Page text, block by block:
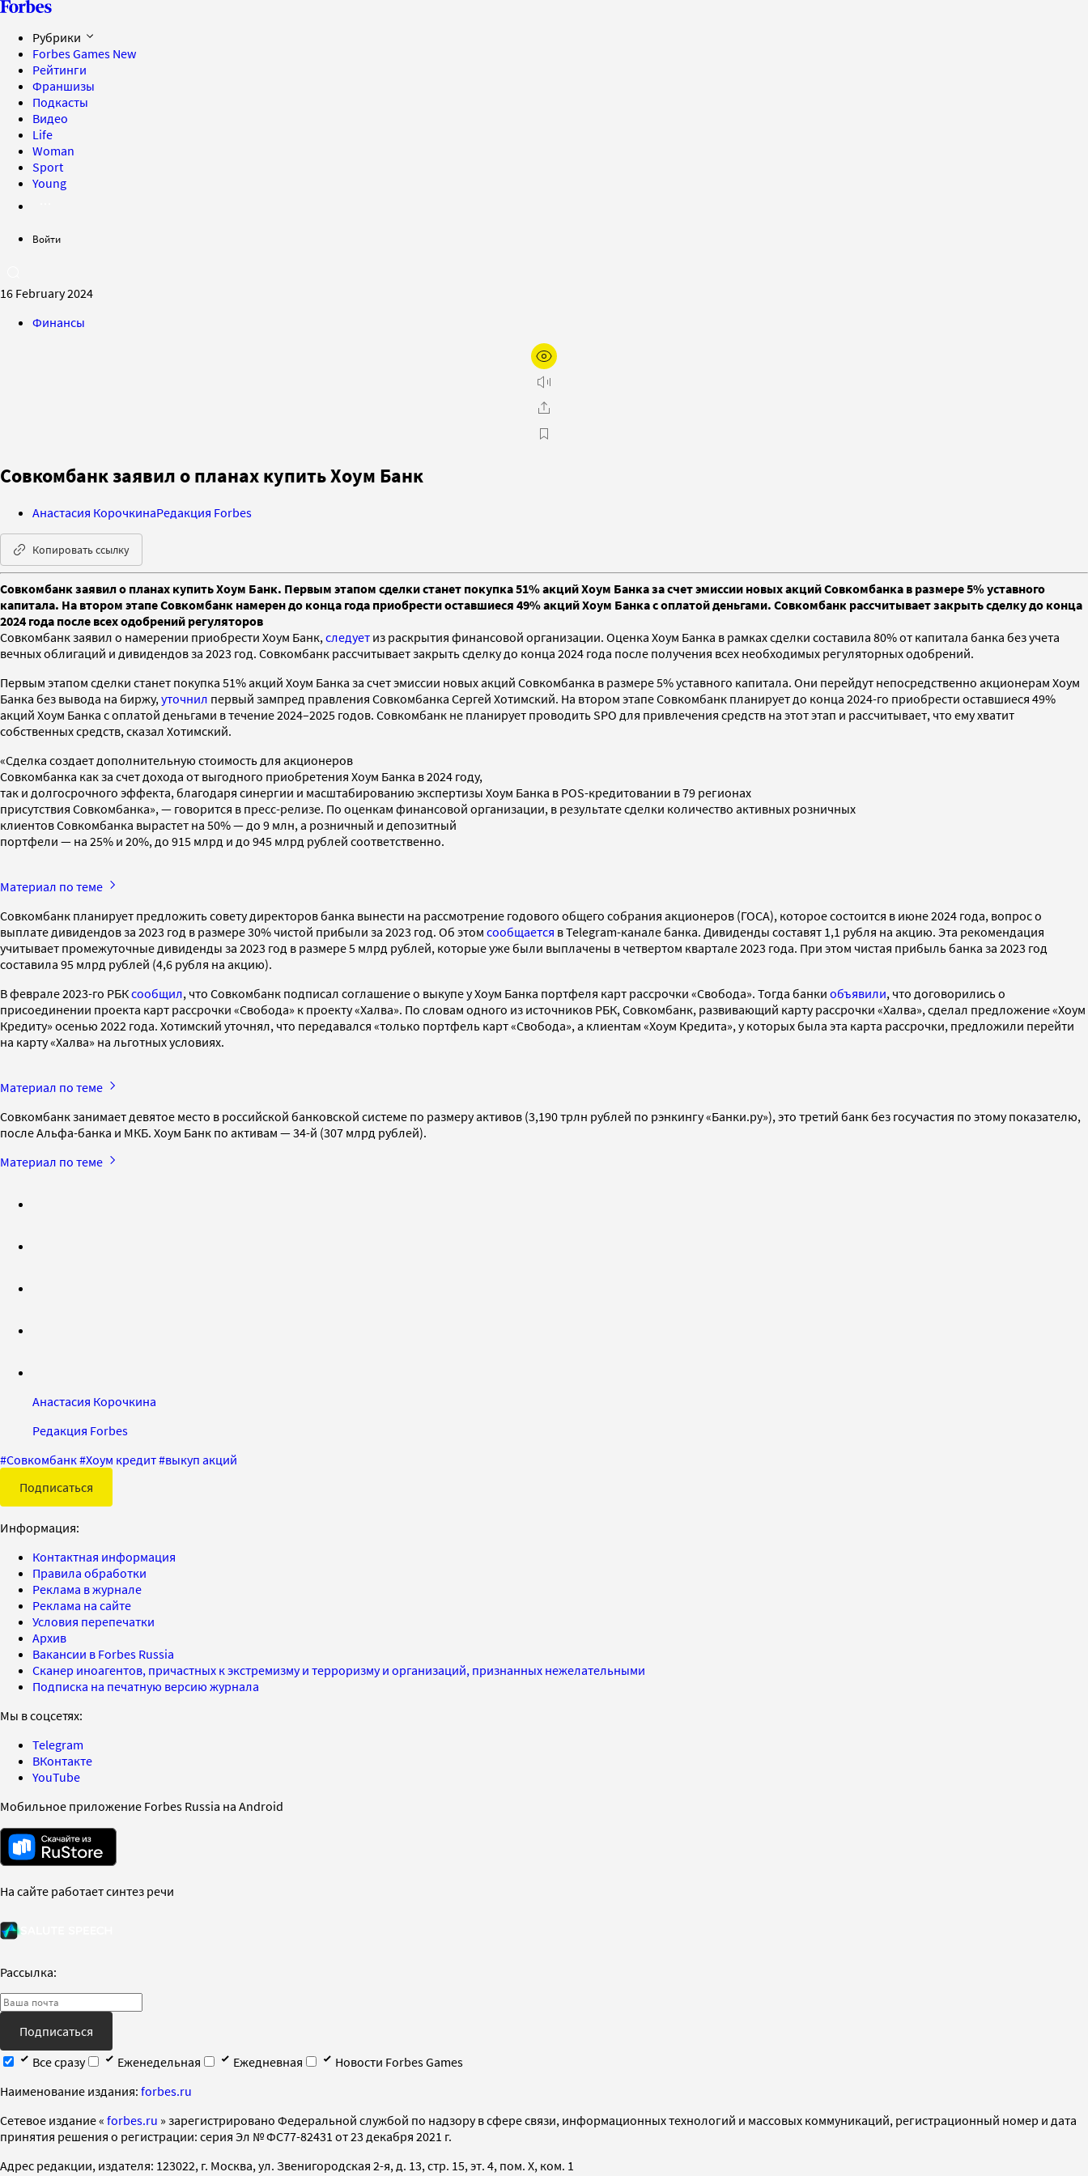
Рубрики
Forbes Games New
Рейтинги
Франшизы
Подкасты
Видео
Life
Woman
Sport
Young
Войти
16 February 2024
Финансы
Совкомбанк заявил о планах купить Хоум Банк
Анастасия КорочкинаРедакция Forbes
Копировать ссылку
Совкомбанк заявил о планах купить Хоум Банк. Первым этапом сделки станет покупка 51% акций Хоум Банка за счет эмиссии новых акций Совкомбанка в размере 5% уставного
капитала. На втором этапе Совкомбанк намерен до конца года приобрести оставшиеся 49% акций Хоум Банка с оплатой деньгами. Совкомбанк рассчитывает закрыть сделку до конца
2024 года после всех одобрений регуляторов
Совкомбанк заявил о намерении приобрести Хоум Банк, следует из раскрытия финансовой организации. Оценка Хоум Банка в рамках сделки составила 80% от капитала банка без учета
вечных облигаций и дивидендов за 2023 год. Совкомбанк рассчитывает закрыть сделку до конца 2024 года после получения всех необходимых регуляторных одобрений.
Первым этапом сделки станет покупка 51% акций Хоум Банка за счет эмиссии новых акций Совкомбанка в размере 5% уставного капитала. Они перейдут непосредственно акционерам Хоум
Банка без вывода на биржу, уточнил первый зампред правления Совкомбанка Сергей Хотимский. На втором этапе Совкомбанк планирует до конца 2024-го приобрести оставшиеся 49%
акций Хоум Банка с оплатой деньгами в течение 2024–2025 годов. Совкомбанк не планирует проводить SPO для привлечения средств на этот этап и рассчитывает, что ему хватит
собственных средств, сказал Хотимский.
«Сделка создает дополнительную стоимость для акционеров
Совкомбанка как за счет дохода от выгодного приобретения Хоум Банка в 2024 году,
так и долгосрочного эффекта, благодаря синергии и масштабированию экспертизы Хоум Банка в POS-кредитовании в 79 регионах
присутствия Совкомбанка», — говорится в пресс-релизе. По оценкам финансовой организации, в результате сделки количество активных розничных
клиентов Совкомбанка вырастет на 50% — до 9 млн, а розничный и депозитный
портфели — на 25% и 20%, до 915 млрд и до 945 млрд рублей соответственно.
Материал по теме
Совкомбанк планирует предложить совету директоров банка вынести на рассмотрение годового общего собрания акционеров (ГОСА), которое состоится в июне 2024 года, вопрос о
выплате дивидендов за 2023 год в размере 30% чистой прибыли за 2023 год. Об этом сообщается в Telegram-канале банка. Дивиденды составят 1,1 рубля на акцию. Эта рекомендация
учитывает промежуточные дивиденды за 2023 год в размере 5 млрд рублей, которые уже были выплачены в четвертом квартале 2023 года. При этом чистая прибыль банка за 2023 год
составила 95 млрд рублей (4,6 рубля на акцию).
В феврале 2023-го РБКсообщил, что Совкомбанк подписал соглашение о выкупе у Хоум Банка портфеля карт рассрочки «Свобода». Тогда банки объявили, что договорились о
присоединении проекта карт рассрочки «Свобода» к проекту «Халва». По словам одного из источников РБК, Совкомбанк, развивающий карту рассрочки «Халва», сделал предложение «Хоум
Кредиту» осенью 2022 года. Хотимский уточнял, что передавался «только портфель карт «Свобода», а клиентам «Хоум Кредита», у которых была эта карта рассрочки, предложили перейти
на карту «Халва» на льготных условиях.
Материал по теме
Совкомбанк занимает девятое место в российской банковской системе по размеру активов (3,190 трлн рублей по рэнкингу «Банки.ру»), это третий банк без госучастия по этому показателю,
после Альфа-банка и МКБ. Хоум Банк по активам — 34-й (307 млрд рублей).
Материал по теме
Анастасия Корочкина
Редакция Forbes
#Совкомбанк#Хоум кредит#выкуп акций
Подписаться
Информация:
Контактная информация
Правила обработки
Реклама в журнале
Реклама на сайте
Условия перепечатки
Архив
Вакансии в Forbes Russia
Сканер иноагентов, причастных к экстремизму и терроризму и организаций, признанных нежелательными
Подписка на печатную версию журнала
Мы в соцсетях:
Telegram
ВКонтакте
YouTube
Мобильное приложение Forbes Russia на Android
На сайте работает синтез речи
Рассылка:
Подписаться
Все сразу
Еженедельная Ежедневная
Новости Forbes Games
Наименование издания: forbes.ru
Cетевое издание « forbes.ru » зарегистрировано Федеральной службой по надзору в сфере связи, информационных технологий и массовых коммуникаций, регистрационный номер и дата
принятия решения о регистрации: серия Эл № ФС77-82431 от 23 декабря 2021 г.
Адрес редакции, издателя: 123022, г. Москва, ул. Звенигородская 2-я, д. 13, стр. 15, эт. 4, пом. X, ком. 1